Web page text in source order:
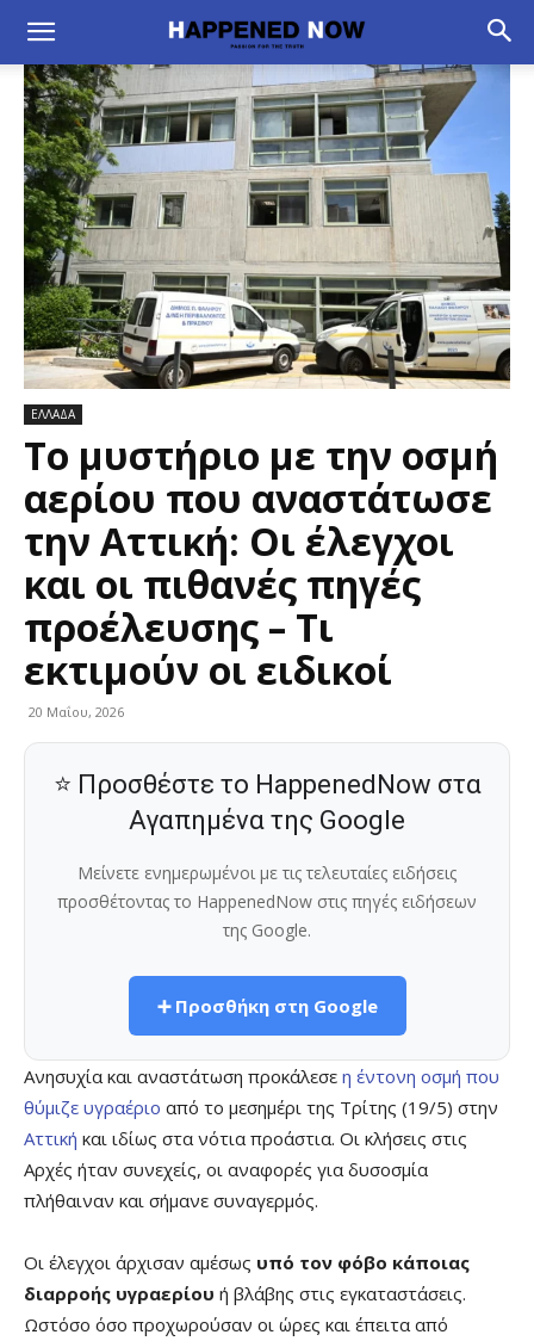
ΕΛΛΑΔΑ
Το μυστήριο με την οσμή
αερίου που αναστάτωσε
την Αττική: Οι έλεγχοι
και οι πιθανές πηγές
προέλευσης – Τι
εκτιμούν οι ειδικοί
20 Μαΐου, 2026
⭐ Προσθέστε το HappenedNow στα
Αγαπημένα της Google
Μείνετε ενημερωμένοι με τις τελευταίες ειδήσεις
προσθέτοντας το HappenedNow στις πηγές ειδήσεων
της Google.
➕ Προσθήκη στη Google
Ανησυχία και αναστάτωση προκάλεσε η έντονη οσμή που
θύμιζε υγραέριο από το μεσημέρι της Τρίτης (19/5) στην
Αττική και ιδίως στα νότια προάστια. Οι κλήσεις στις
Αρχές ήταν συνεχείς, οι αναφορές για δυσοσμία
πλήθαιναν και σήμανε συναγερμός.
Οι έλεγχοι άρχισαν αμέσως υπό τον φόβο κάποιας
διαρροής υγραερίου ή βλάβης στις εγκαταστάσεις.
Ωστόσο όσο προχωρούσαν οι ώρες και έπειτα από